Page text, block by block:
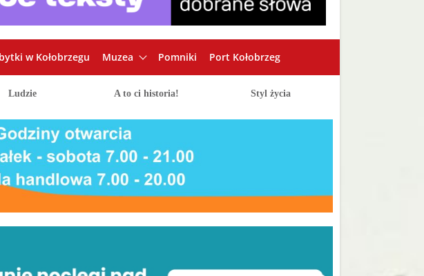
w Kołobrzegu Muzea Pomniki Port Kołobrzeg
Ludzie A to ci historia! Styl życia